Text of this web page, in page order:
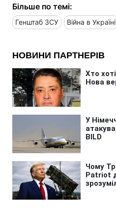
Більше по темі:
Генштаб ЗСУ Війна в Україні